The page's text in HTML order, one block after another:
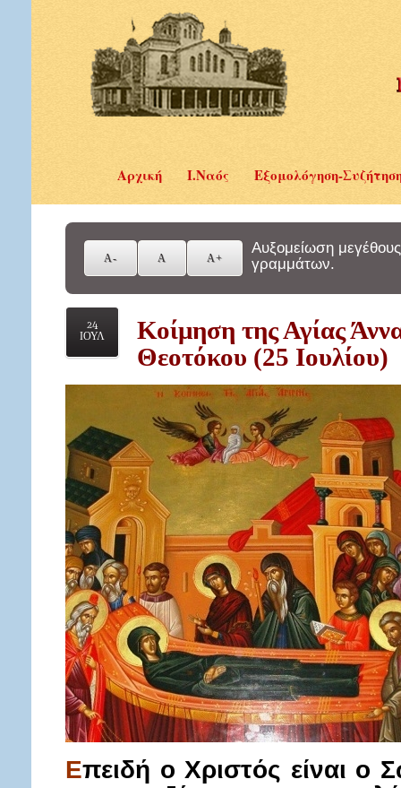
Αρχική Ι.Ναός Εξομολόγηση-
Αυξομείωση μεγέθους
γραμμάτων.
24
ΙΟΥΛ
Κοίμηση της Αγίας
Θεοτόκου (25 Ιουλίου)
Επειδή ο Χριστός είναι